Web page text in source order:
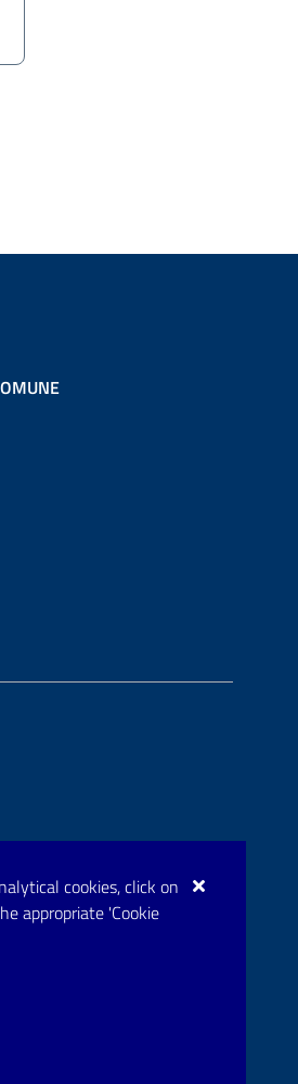
cookies, click on
appropriate 'Cookie